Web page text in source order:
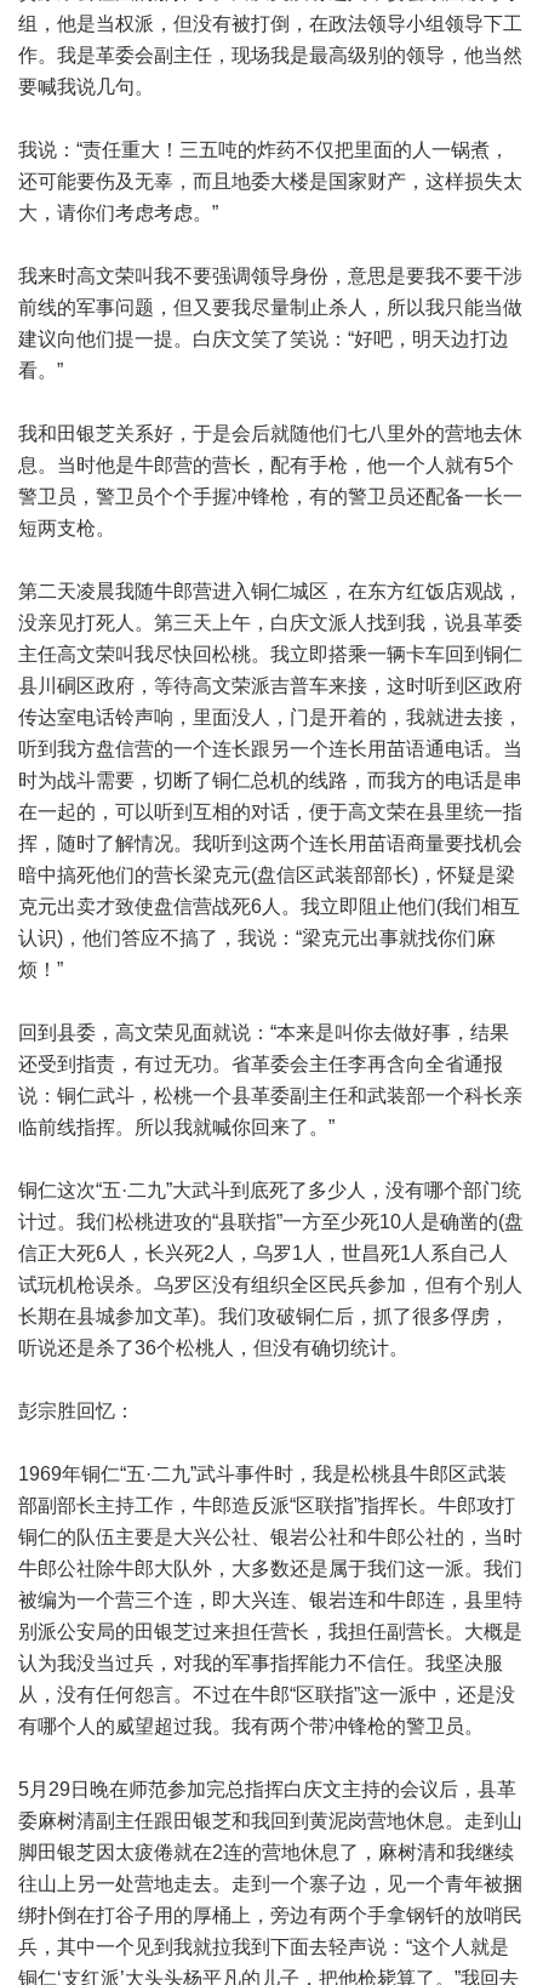
组，他是当权派，但没有被打倒，在政法领导小组领导下工
作。我是革委会副主任，现场我是最高级别的领导，他当然
要喊我说几句。
我说：“责任重大！三五吨的炸药不仅把里面的人一锅煮，
还可能要伤及无辜，而且地委大楼是国家财产，这样损失太
大，请你们考虑考虑。”
我来时高文荣叫我不要强调领导身份，意思是要我不要干涉
前线的军事问题，但又要我尽量制止杀人，所以我只能当做
建议向他们提一提。白庆文笑了笑说：“好吧，明天边打边
看。”
我和田银芝关系好，于是会后就随他们七八里外的营地去休
息。当时他是牛郎营的营长，配有手枪，他一个人就有5个
警卫员，警卫员个个手握冲锋枪，有的警卫员还配备一长一
短两支枪。
第二天凌晨我随牛郎营进入铜仁城区，在东方红饭店观战，
没亲见打死人。第三天上午，白庆文派人找到我，说县革委
主任高文荣叫我尽快回松桃。我立即搭乘一辆卡车回到铜仁
县川硐区政府，等待高文荣派吉普车来接，这时听到区政府
传达室电话铃声响，里面没人，门是开着的，我就进去接，
听到我方盘信营的一个连长跟另一个连长用苗语通电话。当
时为战斗需要，切断了铜仁总机的线路，而我方的电话是串
在一起的，可以听到互相的对话，便于高文荣在县里统一指
挥，随时了解情况。我听到这两个连长用苗语商量要找机会
暗中搞死他们的营长梁克元(盘信区武装部部长)，怀疑是梁
克元出卖才致使盘信营战死6人。我立即阻止他们(我们相互
认识)，他们答应不搞了，我说：“梁克元出事就找你们麻
烦！”
回到县委，高文荣见面就说：“本来是叫你去做好事，结果
还受到指责，有过无功。省革委会主任李再含向全省通报
说：铜仁武斗，松桃一个县革委副主任和武装部一个科长亲
临前线指挥。所以我就喊你回来了。”
铜仁这次“五·二九”大武斗到底死了多少人，没有哪个部门统
计过。我们松桃进攻的“县联指”一方至少死10人是确凿的(盘
信正大死6人，长兴死2人，乌罗1人，世昌死1人系自己人
试玩机枪误杀。乌罗区没有组织全区民兵参加，但有个别人
长期在县城参加文革)。我们攻破铜仁后，抓了很多俘虏，
听说还是杀了36个松桃人，但没有确切统计。
彭宗胜回忆：
1969年铜仁“五·二九”武斗事件时，我是松桃县牛郎区武装
部副部长主持工作，牛郎造反派“区联指”指挥长。牛郎攻打
铜仁的队伍主要是大兴公社、银岩公社和牛郎公社的，当时
牛郎公社除牛郎大队外，大多数还是属于我们这一派。我们
被编为一个营三个连，即大兴连、银岩连和牛郎连，县里特
别派公安局的田银芝过来担任营长，我担任副营长。大概是
认为我没当过兵，对我的军事指挥能力不信任。我坚决服
从，没有任何怨言。不过在牛郎“区联指”这一派中，还是没
有哪个人的威望超过我。我有两个带冲锋枪的警卫员。
5月29日晚在师范参加完总指挥白庆文主持的会议后，县革
委麻树清副主任跟田银芝和我回到黄泥岗营地休息。走到山
脚田银芝因太疲倦就在2连的营地休息了，麻树清和我继续
往山上另一处营地走去。走到一个寨子边，见一个青年被捆
绑扑倒在打谷子用的厚桶上，旁边有两个手拿钢钎的放哨民
兵，其中一个见到我就拉我到下面去轻声说：“这个人就是
铜仁‘支红派’大头头杨平凡的儿子，把他枪毙算了。”我回去